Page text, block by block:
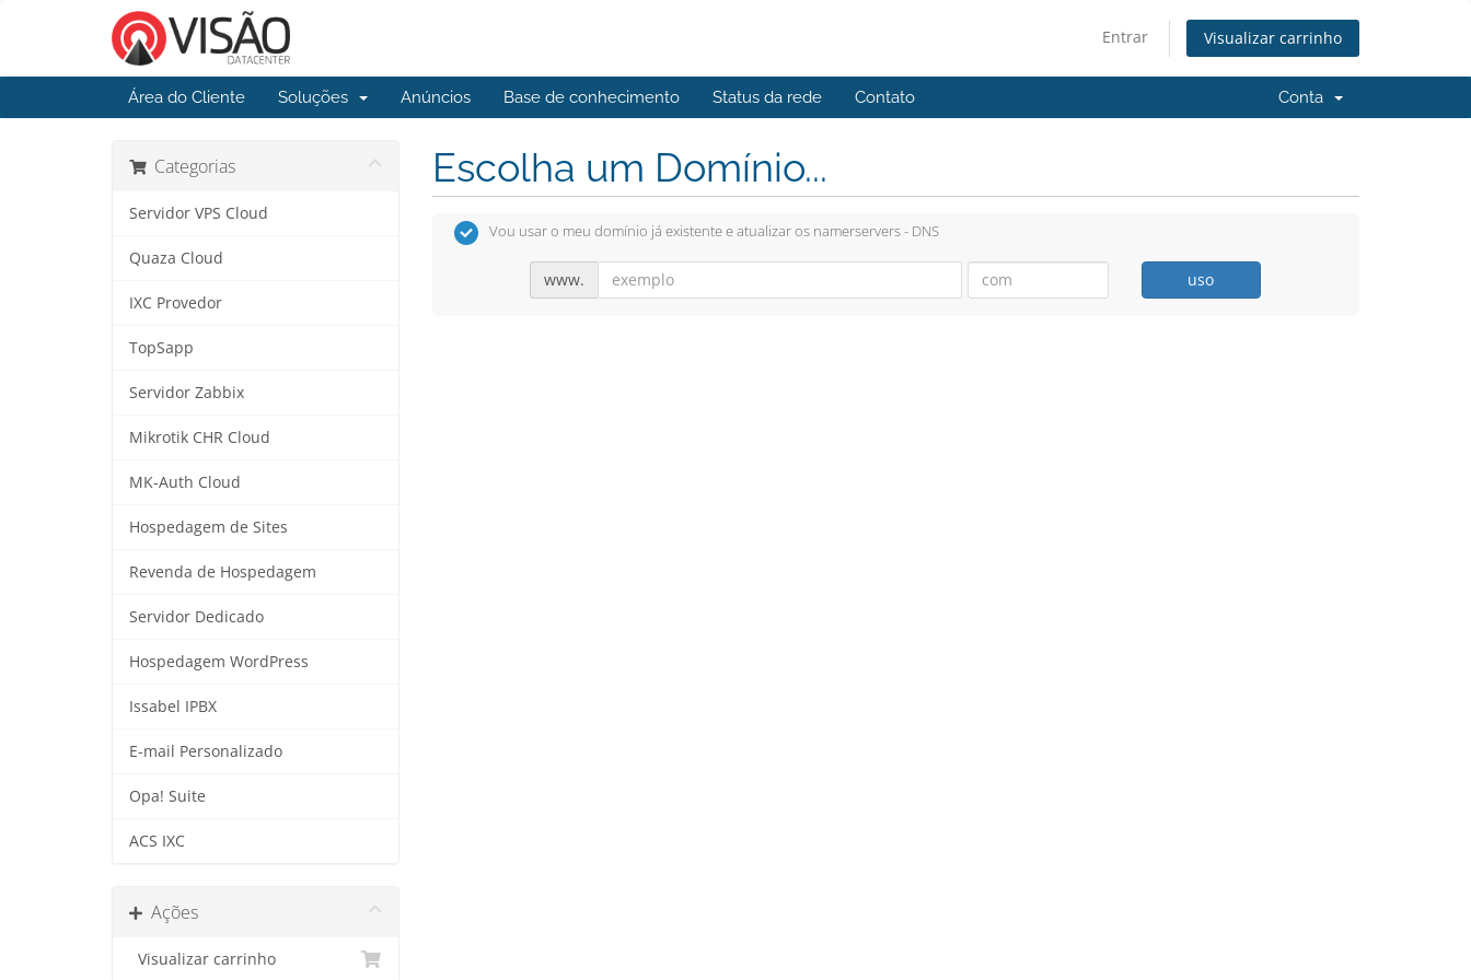
Entrar Visualizar carrinho
Área do Cliente Soluções Anúncios Base de conhecimento Status da rede Contato Conta
Categorias
Servidor VPS Cloud
Quaza Cloud
IXC Provedor
TopSapp
Servidor Zabbix
Mikrotik CHR Cloud
MK-Auth Cloud
Hospedagem de Sites
Revenda de Hospedagem
Servidor Dedicado
Hospedagem WordPress
Issabel IPBX
E-mail Personalizado
Opa! Suite
ACS IXC
Ações
Visualizar carrinho
Escolha um Domínio...
Vou usar o meu domínio já existente e atualizar os namerservers - DNS
www. uso